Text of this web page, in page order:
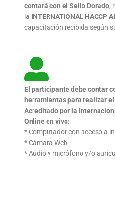
contará con el Sello Dorado,
la INTERNATIONAL HACCP
capacitación recibida según
El participante debe contar
herramientaspara realizar el
Acreditado por la
Online en vivo:
* Computador con acceso a
* Cámara Web
* Audio y micrófono y/o